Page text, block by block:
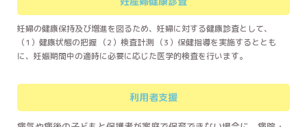
妊婦の健康保持及び増進を図るため、妊婦に対する健康診査として、
（1）健康状態の把握 （2）検査計測 （3）保健指導を実施するととも
に、妊娠期間中の適時に必要に応じた医学的検査を行います。
利用者支援